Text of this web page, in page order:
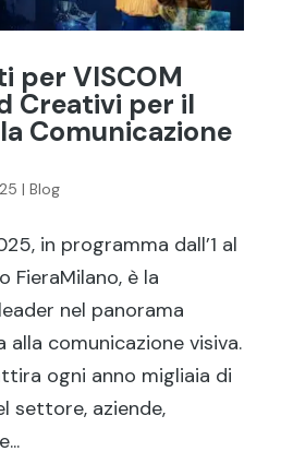
per VISCOM
Creativi per il
Comunicazione
| Blog
in programma dall’1 al
è la
nel panorama
comunicazione visiva.
ogni anno migliaia di
settore, aziende,